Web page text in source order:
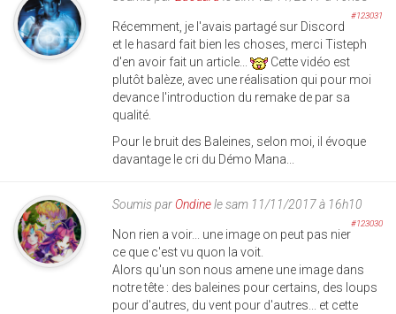
#123031
Récemment, je l'avais partagé sur Discord
et le hasard fait bien les choses, merci Tisteph
d'en avoir fait un article...
Cette vidéo est
plutôt balèze, avec une réalisation qui pour moi
devance l'introduction du remake de par sa
qualité.
Pour le bruit des Baleines, selon moi, il évoque
davantage le cri du Démo Mana...
Soumis parOndinele sam 11/11/2017 à 16h10
#123030
Non rien a voir... une image on peut pas nier
ce que c'est vu quon la voit.
Alors qu'un son nous amene une image dans
notre tête : des baleines pour certains, des loups
pour d'autres, du vent pour d'autres... et cette